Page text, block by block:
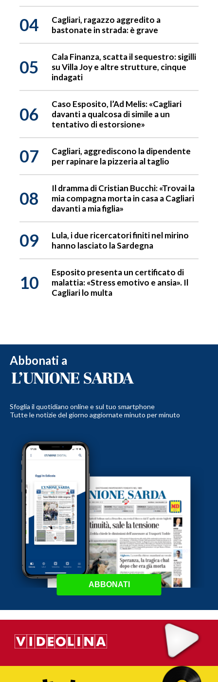
04
Cagliari, ragazzo aggredito a
bastonate in strada: è grave
05
Cala Finanza, scatta il sequestro: sigilli
su Villa Joy e altre strutture, cinque
indagati
06
Caso Esposito, l’Ad Melis: «Cagliari
davanti a qualcosa di simile a un
tentativo di estorsione»
07
Cagliari, aggrediscono la dipendente
per rapinare la pizzeria al taglio
08
Il dramma di Cristian Bucchi: «Trovai la
mia compagna morta in casa a Cagliari
davanti a mia figlia»
09
Lula, i due ricercatori finiti nel mirino
hanno lasciato la Sardegna
10
Esposito presenta un certificato di
malattia: «Stress emotivo e ansia». Il
Cagliari lo multa
Abbonati a
Sfoglia il quotidiano online e sul tuo smartphone
Tutte le notizie del giorno aggiornate minuto per minuto
ABBONATI